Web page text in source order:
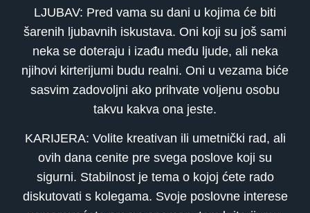
LJUBAV: Pred vama su dani u kojima će biti
šarenih ljubavnih iskustava. Oni koji su još sami
neka se doteraju i izađu među ljude, ali neka
njihovi kirterijumi budu realni. Oni u vezama biće
sasvim zadovoljni ako prihvate voljenu osobu
takvu kakva ona jeste.
KARIJERA: Volite kreativan ili umetnički rad, ali
ovih dana cenite pre svega poslove koji su
sigurni. Stabilnost je tema o kojoj ćete rado
diskutovati s kolegama. Svoje poslovne interese